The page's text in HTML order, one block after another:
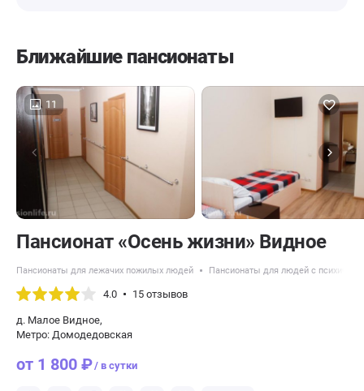
Ближайшие пансионаты
11
Пансионат «Осень жизни» Видное
Пансионаты для лежачих пожилых людей Пансионаты для людей с
4.0 15 отзывов
д. Малое Видное,
Метро: Домодедовская
от 1 800 ₽/ в сутки